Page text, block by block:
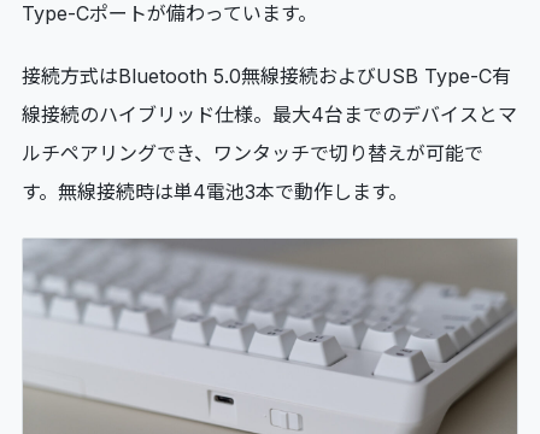
Type-Cポートが備わっています。
接続方式はBluetooth 5.0無線接続およびUSB Type-C有
線接続のハイブリッド仕様。最大4台までのデバイスとマ
ルチペアリングでき、ワンタッチで切り替えが可能で
す。無線接続時は単4電池3本で動作します。